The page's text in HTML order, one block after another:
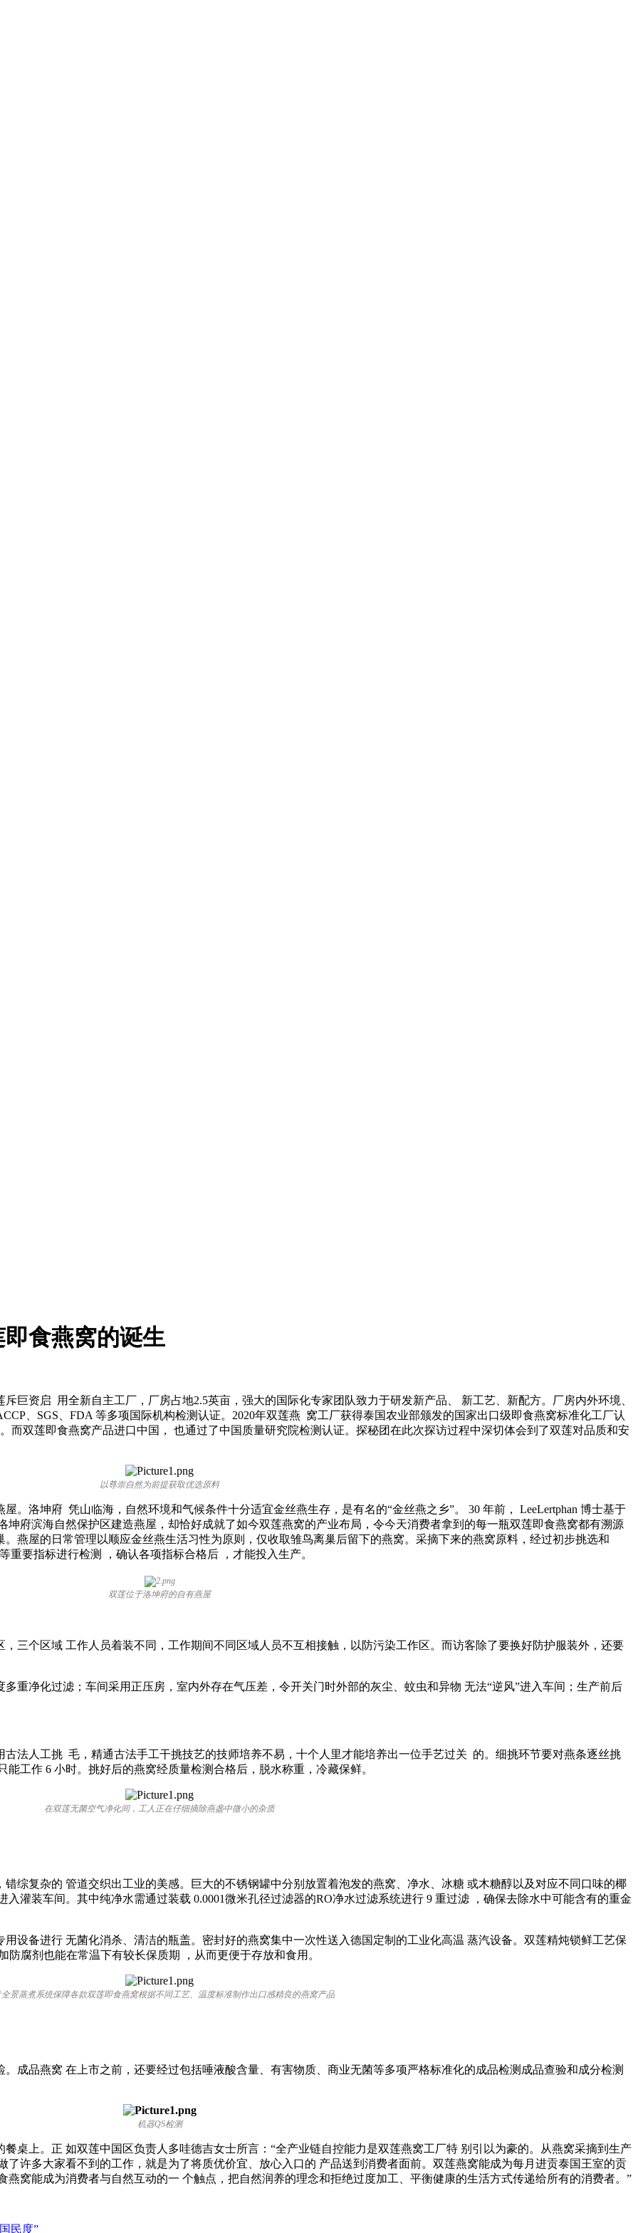
食燕窝的诞生
巨资启 用全新自主工厂，厂房占地2.5英亩，强大的国际化专家团队致力于研发新产品、 新工艺、新配方。厂房内外环境、
、SGS、FDA 等多项国际机构检测认证。2020年双莲燕 窝工厂获得泰国农业部颁发的国家出口级即食燕窝标准化工厂认
双莲即食燕窝产品进口中国， 也通过了中国质量研究院检测认证。探秘团在此次探访过程中深切体会到了双莲对品质和安
以尊崇自然为前提获取优选原料
。洛坤府 凭山临海，自然环境和气候条件十分适宜金丝燕生存，是有名的“金丝燕之乡”。 30 年前， LeeLertphan 博士基于
府滨海自然保护区建造燕屋，却恰好成就了如今双莲燕窝的产业布局，令今天消费者拿到的每一瓶双莲即食燕窝都有溯源
燕屋的日常管理以顺应金丝燕生活习性为原则，仅收取雏鸟离巢后留下的燕窝。采摘下来的燕窝原料，经过初步挑选和
要指标进行检测 ，确认各项指标合格后 ，才能投入生产。
双莲位于洛坤府的自有燕屋
三个区域 工作人员着装不同，工作期间不同区域人员不互相接触，以防污染工作区。而访客除了要换好防护服装外，还要
重净化过滤；车间采用正压房，室内外存在气压差，令开关门时外部的灰尘、蚊虫和异物 无法“逆风”进入车间；生产前后
法人工挑 毛，精通古法手工干挑技艺的技师培养不易，十个人里才能培养出一位手艺过关 的。细挑环节要对燕条逐丝挑
工作 6 小时。挑好后的燕窝经质量检测合格后，脱水称重，冷藏保鲜。
在双莲无菌空气净化间，工人正在仔细摘除燕盏中微小的杂质
综复杂的 管道交织出工业的美感。巨大的不锈钢罐中分别放置着泡发的燕窝、净水、冰糖 或木糖醇以及对应不同口味的椰
灌装车间。其中纯净水需通过装载 0.0001微米孔径过滤器的RO净水过滤系统进行 9 重过滤 ，确保去除水中可能含有的重金
设备进行 无菌化消杀、清洁的瓶盖。密封好的燕窝集中一次性送入德国定制的工业化高温 蒸汽设备。双莲精炖锁鲜工艺保
腐剂也能在常温下有较长保质期 ，从而更便于存放和食用。
全景蒸煮系统保障各款双莲即食燕窝根据不同工艺、温度标准制作出口感精良的燕窝产品
成品燕窝 在上市之前，还要经过包括唾液酸含量、有害物质、商业无菌等多项严格标准化的成品检测成品查验和成分检测
机器QS检测
桌上。正 如双莲中国区负责人多哇德吉女士所言：“全产业链自控能力是双莲燕窝工厂特 别引以为豪的。从燕窝采摘到生产
许多大家看不到的工作，就是为了将质优价宜、放心入口的 产品送到消费者面前。双莲燕窝能成为每月进贡泰国王室的贡
窝能成为消费者与自然互动的一 个触点，把自然润养的理念和拒绝过度加工、平衡健康的生活方式传递给所有的消费者。”
民度”